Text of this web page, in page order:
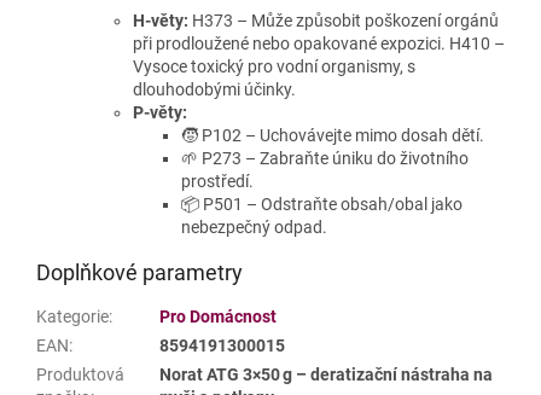
H‑věty: H373 – Může způsobit poškození orgánů
při prodloužené nebo opakované expozici. H410 –
Vysoce toxický pro vodní organismy, s
dlouhodobými účinky.
P‑věty:
🧒 P102 – Uchovávejte mimo dosah dětí.
🌱 P273 – Zabraňte úniku do životního
prostředí.
📦 P501 – Odstraňte obsah/obal jako
nebezpečný odpad.
Doplňkové parametry
Kategorie:
Pro Domácnost
EAN:
8594191300015
Produktová
Norat ATG 3×50 g – deratizační nástraha na